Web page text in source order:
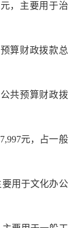
，主要用于治
算财政拨款总
共预算财政拨
元，占一般
用于文化办公